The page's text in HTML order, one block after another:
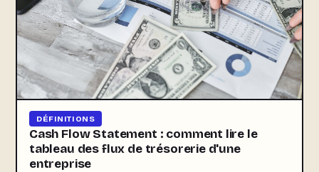
DÉFINITIONS
Cash Flow Statement : comment lire le
tableau des flux de trésorerie d'une
entreprise